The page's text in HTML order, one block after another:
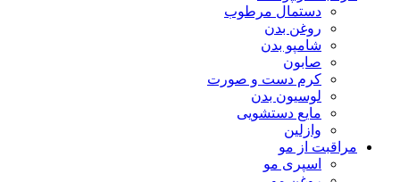
دستمال مرطوب
روغن بدن
شامپو بدن
صابون
کرم دست و صورت
لوسیون بدن
مایع دستشویی
وازلین
مراقبت از مو
اسپری مو